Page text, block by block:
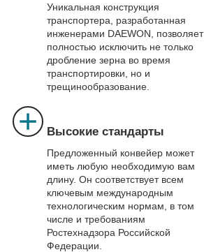
Уникальная конструкция
транспортера, разработанная
инженерами DAEWON, позволяет
полностью исключить не только
дробление зерна во время
транспортировки, но и
трещинообразование.
Высокие стандарты
Предложенный конвейер может
иметь любую необходимую вам
длину. Он соответствует всем
ключевым международным
технологическим нормам, в том
числе и требованиям
Ростехнадзора Российской
Федерации.